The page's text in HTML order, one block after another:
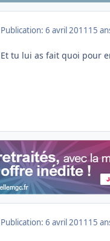
Publication: 6 avril 2011 15
Et tu lui as fait quoi pour
Publication: 6 avril 2011 15